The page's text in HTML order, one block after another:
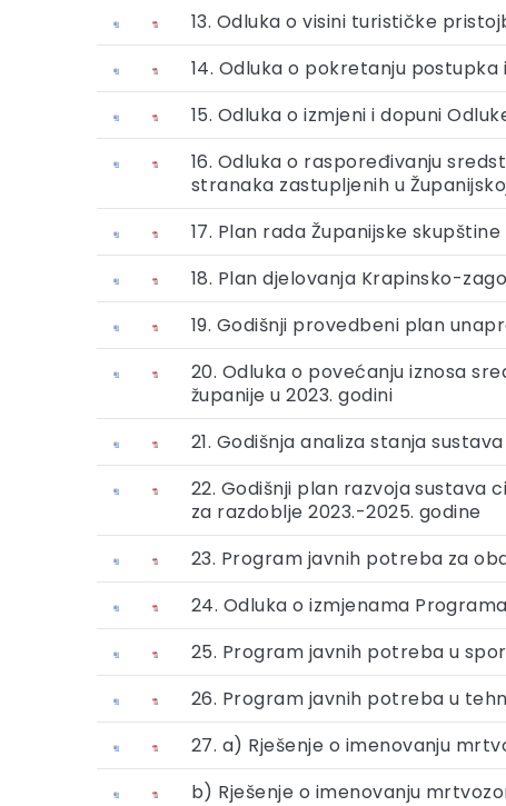
13. Odluka o visini turističke
14. Odluka o pokretanju postupka
15. Odluka o izmjeni i dopuni
16. Odluka o raspoređivanju
stranaka zastupljenih u
17. Plan rada Županijske
18. Plan djelovanja Krapinsko-
19. Godišnji provedbeni plan
20. Odluka o povećanju iznosa
županije u 2023. godini
21. Godišnja analiza stanja
22. Godišnji plan razvoja sustava
za razdoblje 2023.-2025. godine
23. Program javnih potreba za
24. Odluka o izmjenama
25. Program javnih potreba u
26. Program javnih potreba u
27. a) Rješenje o imenovanju
b) Rješenje o imenovanju